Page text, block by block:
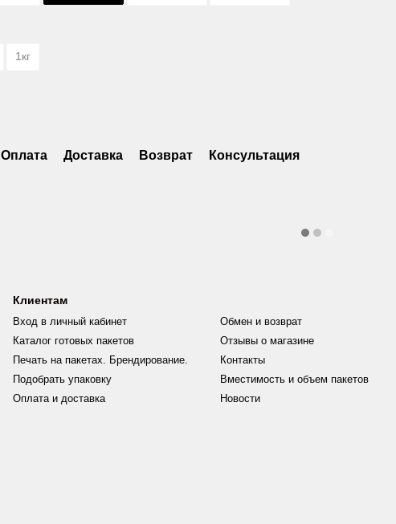
1кг
Оплата Доставка Возврат Консультация
Клиентам
Вход в личный кабинет
Каталог готовых пакетов
Печать на пакетах. Брендирование.
Подобрать упаковку
Оплата и доставка
Обмен и возврат
Отзывы о магазине
Контакты
Вместимость и объем пакетов
Новости